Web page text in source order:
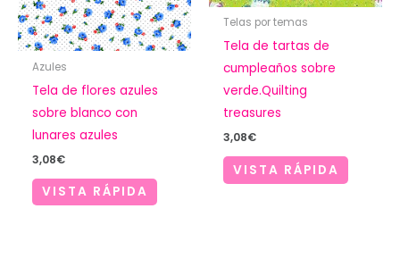
Azules
Tela de flores azules
sobre blanco con
lunares azules
3,08€
VISTA RÁPIDA
Telas por temas
Tela de tartas de
cumpleaños sobre
verde.Quilting
treasures
3,08€
VISTA RÁPIDA